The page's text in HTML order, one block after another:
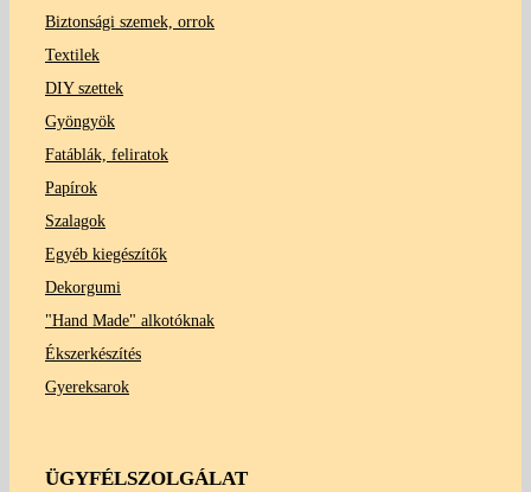
Biztonsági szemek, orrok
Textilek
DIY szettek
Gyöngyök
Fatáblák, feliratok
Papírok
Szalagok
Egyéb kiegészítők
Dekorgumi
"Hand Made" alkotóknak
Ékszerkészítés
Gyereksarok
ÜGYFÉLSZOLGÁLAT